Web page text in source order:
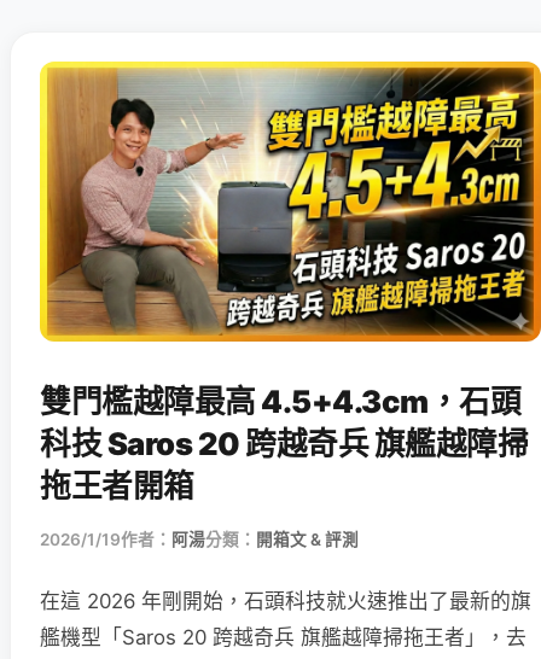
雙門檻越障最高 4.5+4.3cm，石頭
科技 Saros 20 跨越奇兵 旗艦越障掃
拖王者開箱
2026/1/19作者： 阿湯分類： 開箱文 & 評測
在這 2026 年剛開始，石頭科技就火速推出了最新的旗
艦機型「Saros 20 跨越奇兵 旗艦越障掃拖王者」，去